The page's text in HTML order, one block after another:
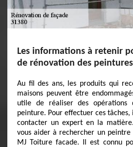
Les informations à retenir
de rénovation des
Au fil des ans, les produits qui
maisons peuvent être
utile de réaliser des opérations
peinture. Pour effectuer ces tâches,
contacter un expert en la
vous aider à rechercher un peintre
MJ Toiture facade. Il est connu